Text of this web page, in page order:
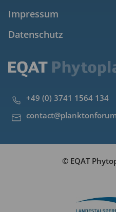
Impressum
Datenschutz
+49 (0) 3741 1564 134
© EQAT